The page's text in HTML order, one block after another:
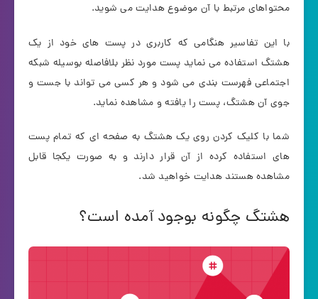
محتواهای مرتبط با آن موضوع هدایت می شوید.
با این تفاسیر هنگامی که کاربری در پست های خود از یک
هشتگ استفاده می نماید پست مورد نظر بلافاصله بوسیله شبکه
اجتماعی فهرست بندی می شود و هر کسی می تواند با جست و
جوی آن هشتگ، پست را یافته و مشاهده نماید.
شما با کلیک کردن روی یک هشتگ به صفحه ای که تمام پست
های استفاده کرده از آن قرار دارند و به صورت یکجا قابل
مشاهده هستند هدایت خواهید شد.
هشتگ چگونه بوجود آمده است؟